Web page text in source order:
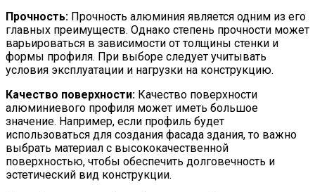
Прочность: Прочность алюминия является одним из его
главных преимуществ. Однако степень прочности может
варьироваться в зависимости от толщины стенки и
формы профиля. При выборе следует учитывать
условия эксплуатации и нагрузки на конструкцию.
Качество поверхности: Качество поверхности
алюминиевого профиля может иметь большое
значение. Например, если профиль будет
использоваться для создания фасада здания, то важно
выбрать материал с высококачественной
поверхностью, чтобы обеспечить долговечность и
эстетический вид конструкции.